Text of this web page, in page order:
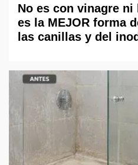
No es con vinagre
es la MEJOR forma
las canillas y del